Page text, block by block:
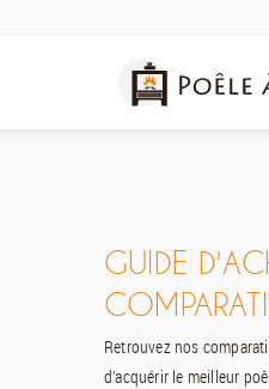
GUIDE
Retrouvez nos
d’acquérir le meilleur